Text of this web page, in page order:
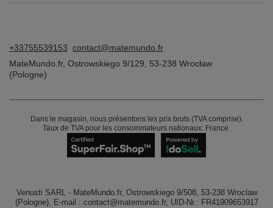
+33755539153 contact@matemundo.fr
MateMundo.fr, Ostrowskiego 9/129 53-238 Wrocław
(Pologne)
Dans le magasin, nous présentons les prix bruts (TVA comprise).
Taux de TVA pour les consommateurs nationaux: France.
Venusti SARL - MateMundo.fr, Ostrowskiego 9/508, 53-238 Wroclaw
(Pologne), E-mail : contact@matemundo.fr, UID-Nr.: FR41909653917